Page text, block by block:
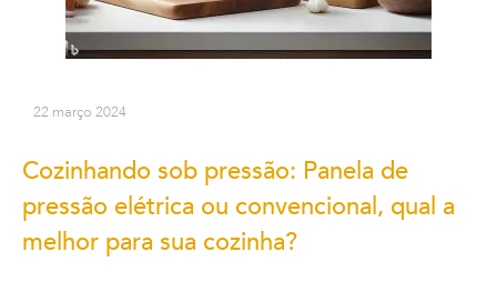
22 março 2024
Cozinhando sob pressão: Panela de
pressão elétrica ou convencional, qual a
melhor para sua cozinha?